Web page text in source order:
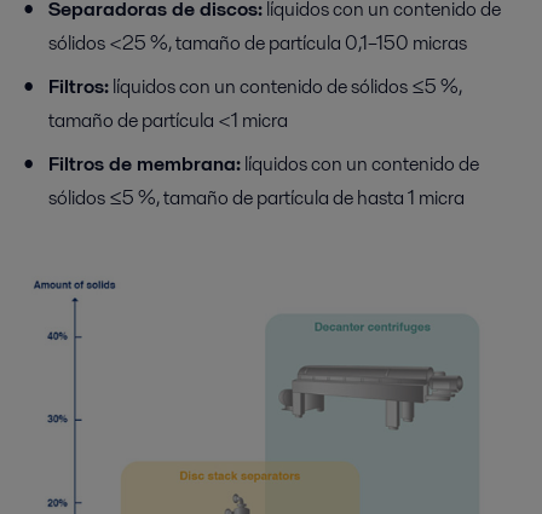
Separadoras de discos:líquidos con un contenido de
sólidos <25 %, tamaño de partícula 0,1–150 micras
Filtros:líquidos con un contenido de sólidos ≤5 %,
tamaño de partícula <1 micra
Filtros de membrana:líquidos con un contenido de
sólidos ≤5 %, tamaño de partícula de hasta 1 micra